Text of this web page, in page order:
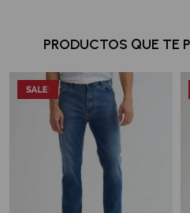
PRODUCTOS QUE TE